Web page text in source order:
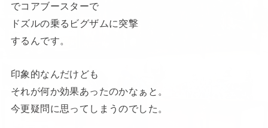
でコアブースターで
ドズルの乗るビグザムに突撃
するんです。
印象的なんだけども
それが何か効果あったのかなぁと。
今更疑問に思ってしまうのでした。